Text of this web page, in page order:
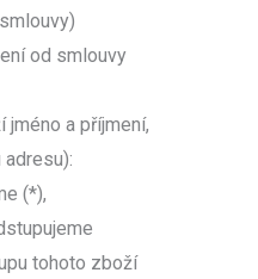
od smlouvy
a příjmení,
(*),
tohoto zboží